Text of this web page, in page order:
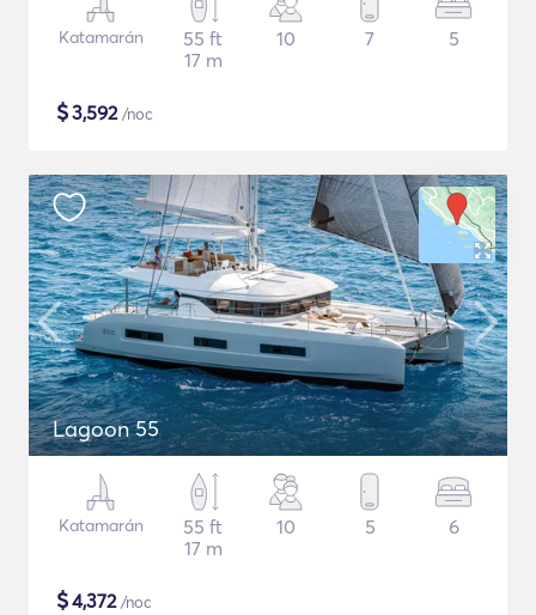
Katamarán
55 ft
17 m
10 7 5
$3,592/noc
Lagoon 55
Katamarán
55 ft
17 m
10 5 6
$4,372/noc